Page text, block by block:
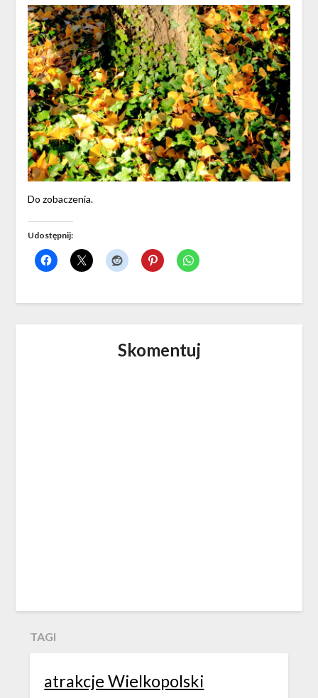
Do zobaczenia.
Udostępnij:
Skomentuj
TAGI
atrakcje Wielkopolski